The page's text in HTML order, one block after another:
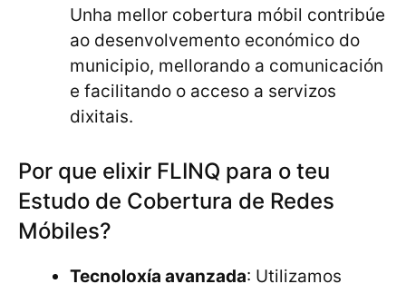
Unha mellor cobertura móbil contribúe
ao desenvolvemento económico do
municipio, mellorando a comunicación
e facilitando o acceso a servizos
dixitais.
Por que elixir FLINQ para o teu
Estudo de Cobertura de Redes
Móbiles?
Tecnoloxía avanzada: Utilizamos